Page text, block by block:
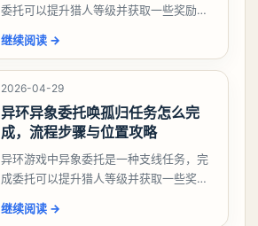
委托可以提升猎人等级并获取一些奖励，
么做，下面就来告诉大家。异环异象委托
祸兮洄游任务攻略
继续阅读 →
2026-04-29
异环异象委托唤孤归任务怎么完
成，流程步骤与位置攻略
异环游戏中异象委托是一种支线任务，完
成委托可以提升猎人等级并获取一些奖
么做，今天游戏熊就来告诉大家。异环异
继续阅读 →